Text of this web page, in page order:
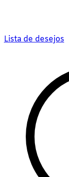
Lista de desejos